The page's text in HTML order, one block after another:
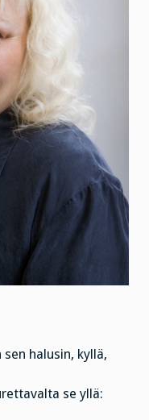
halusin, kyllä,
se yllä: